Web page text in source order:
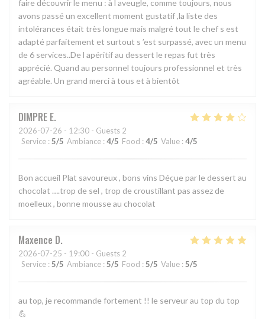
faire découvrir le menu : à l aveugle, comme toujours, nous
avons passé un excellent moment gustatif ,la liste des
intolérances était très longue mais malgré tout le chef s est
adapté parfaitement et surtout s ’est surpassé, avec un menu
de 6 services..De l apéritif au dessert le repas fut très
apprécié. Quand au personnel toujours professionnel et très
agréable. Un grand merci à tous et à bientôt
DIMPRE E
2026-07-26 - 12:30 - Guests 2
Service : 5/5 Ambiance : 4/5 Food : 4/5 Value : 4/5
Bon accueil Plat savoureux , bons vins Déçue par le dessert au
chocolat ….trop de sel , trop de croustillant pas assez de
moelleux , bonne mousse au chocolat
Maxence D
2026-07-25 - 19:00 - Guests 2
Service : 5/5 Ambiance : 5/5 Food : 5/5 Value : 5/5
au top, je recommande fortement !! le serveur au top du top
💪